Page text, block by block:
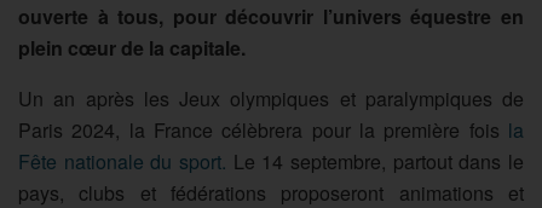
ouverte à tous, pour découvrir l’univers équestre en
plein cœur de la capitale.
Un an après les Jeux olympiques et paralympiques de
Paris 2024, la France célèbrera pour la première fois la
Fête nationale du sport. Le 14 septembre, partout dans le
pays, clubs et fédérations proposeront animations et